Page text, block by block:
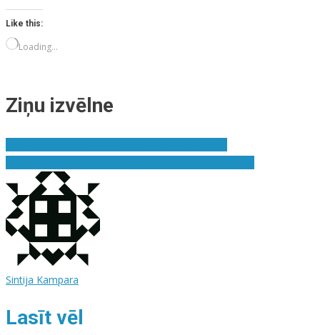
Like this:
Loading…
Ziņu izvēlne
Sintija Kampara
Lasīt vēl